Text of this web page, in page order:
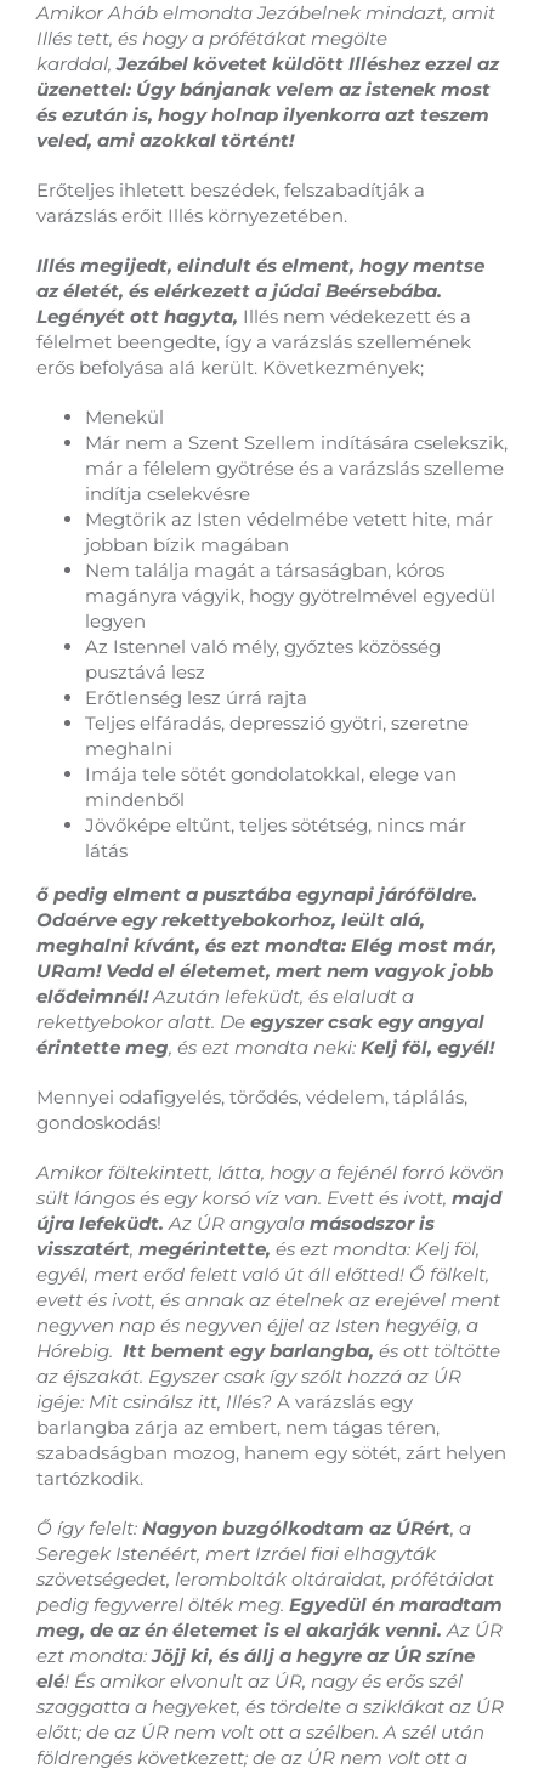
Amikor Aháb elmondta Jezábelnek mindazt, amit
Illés tett, és hogy a prófétákat megölte
karddal,Jezábel követet küldött Illéshez ezzel az
üzenettel: Úgy bánjanak velem az istenek most
és ezután is, hogy holnap ilyenkorra azt teszem
veled, ami azokkal történt!
Erőteljes ihletett beszédek, felszabadítják a
varázslás erőit Illés környezetében.
Illés megijedt, elindult és elment, hogy mentse
az életét, és elérkezett a júdai Beérsebába.
Legényét ott hagyta, Illés nem védekezett és a
félelmet beengedte, így a varázslás szellemének
erős befolyása alá került. Következmények;
Menekül
Már nem a Szent Szellem indítására cselekszik,
már a félelem gyötrése és a varázslás szelleme
indítja cselekvésre
Megtörik az Isten védelmébe vetett hite, már
jobban bízik magában
Nem találja magát a társaságban, kóros
magányra vágyik, hogy gyötrelmével egyedül
legyen
Az Istennel való mély, győztes közösség
pusztává lesz
Erőtlenség lesz úrrá rajta
Teljes elfáradás, depresszió gyötri, szeretne
meghalni
Imája tele sötét gondolatokkal, elege van
mindenből
Jövőképe eltűnt, teljes sötétség, nincs már
látás
ő pedig elment a pusztába egynapi járóföldre.
Odaérve egy rekettyebokorhoz, leült alá,
meghalni kívánt, és ezt mondta: Elég most már,
URam! Vedd el életemet, mert nem vagyok jobb
elődeimnél!Azután lefeküdt, és elaludt a
rekettyebokor alatt. De egyszer csak egy angyal
érintette meg, és ezt mondta neki: Kelj föl, egyél!
Mennyei odafigyelés, törődés, védelem, táplálás,
gondoskodás!
Amikor föltekintett, látta, hogy a fejénél forró kövön
sült lángos és egy korsó víz van. Evett és ivott, majd
újra lefeküdt.Az ÚR angyala másodszor is
visszatért, megérintette, és ezt mondta: Kelj föl,
egyél, mert erőd felett való út áll előtted! Ő fölkelt,
evett és ivott, és annak az ételnek az erejével ment
negyven nap és negyven éjjel az Isten hegyéig, a
Hórebig. Itt bement egy barlangba, és ott töltötte
az éjszakát. Egyszer csak így szólt hozzá az ÚR
igéje: Mit csinálsz itt, Illés? A varázslás egy
barlangba zárja az embert, nem tágas téren,
szabadságban mozog, hanem egy sötét, zárt helyen
tartózkodik.
Ő így felelt: Nagyon buzgólkodtam az ÚRért, a
Seregek Istenéért, mert Izráel fiai elhagyták
szövetségedet, lerombolták oltáraidat, prófétáidat
pedig fegyverrel ölték meg. Egyedül én maradtam
meg, de az én életemet is el akarják venni.Az ÚR
ezt mondta:Jöjj ki, és állj a hegyre az ÚR színe
elé! És amikor elvonult az ÚR, nagy és erős szél
szaggatta a hegyeket, és tördelte a sziklákat az ÚR
előtt; de az ÚR nem volt ott a szélben. A szél után
földrengés következett; de az ÚR nem volt ott a